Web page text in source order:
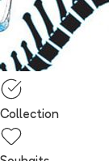
Collection